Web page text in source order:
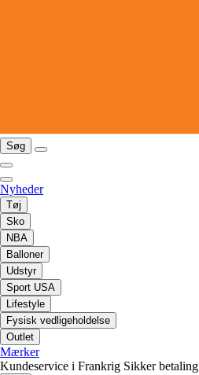
Søg
Nyheder
Tøj
Sko
NBA
Balloner
Udstyr
Sport USA
Lifestyle
Fysisk vedligeholdelse
Outlet
Mærker
Kundeservice i Frankrig Sikker betaling